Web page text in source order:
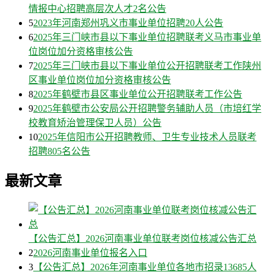
情报中心招聘高层次人才2名公告
52023年河南郑州巩义市事业单位招聘20人公告
62025年三门峡市县以下事业单位招聘联考义马市事业单
位岗位加分资格审核公告
72025年三门峡市县以下事业单位公开招聘联考工作陕州
区事业单位岗位加分资格审核公告
82025年鹤壁市县区事业单位公开招聘联考工作公告
92025年鹤壁市公安局公开招聘警务辅助人员（市培红学
校教育矫治管理保卫人员）公告
102025年信阳市公开招聘教师、卫生专业技术人员联考
招聘805名公告
最新文章
【公告汇总】2026河南事业单位联考岗位核减公告汇总
22026河南事业单位报名入口
3 【公告汇总】2026年河南事业单位各地市招录13685人